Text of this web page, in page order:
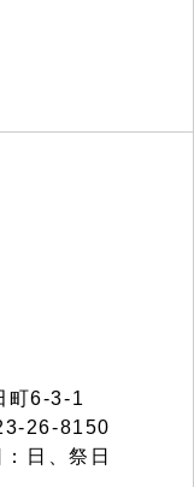
町6-3-1
26-8150
日、祭日